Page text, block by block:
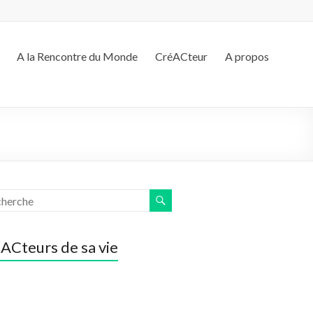
A la Rencontre du Monde CréACteur A propos
de sa vie